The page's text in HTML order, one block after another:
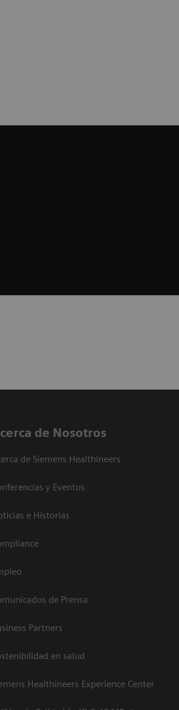
de Nosotros
de Siemens Healthineers
y Eventos
e Historias
de Prensa
Partners
en salud
Healthineers Experience Center